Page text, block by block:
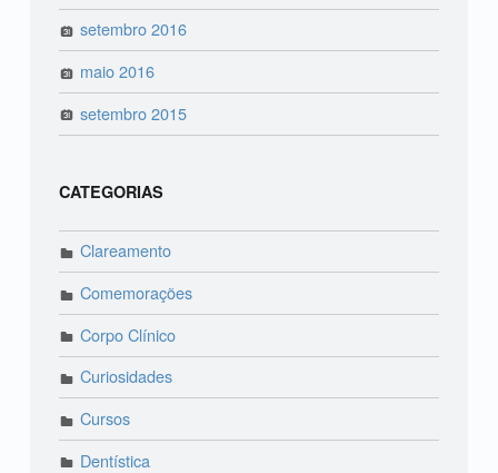
setembro 2016
maio 2016
setembro 2015
CATEGORIAS
Clareamento
Comemorações
Corpo Clínico
Curiosidades
Cursos
Dentística